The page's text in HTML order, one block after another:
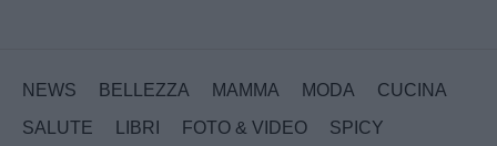
NEWS BELLEZZA MAMMA MODA
CUCINA
SALUTE
LIBRI FOTO & VIDEO SPICY